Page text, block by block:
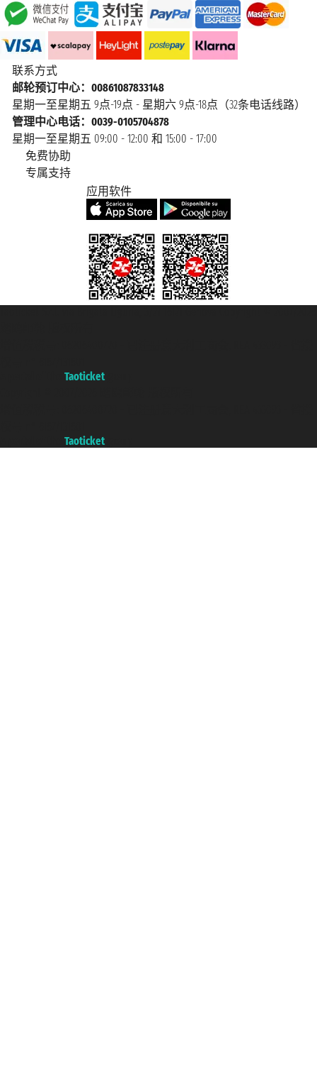
联系方式
邮轮预订中心：00861087833148
星期一至星期五 9点-19点 - 星期六 9点-18点（32条电话线路）
管理中心电话：0039-0105704878
星期一至星期五 09:00 - 12:00 和 15:00 - 17:00
免费协助
专属支持
应用软件
Taoticket
Taoticket